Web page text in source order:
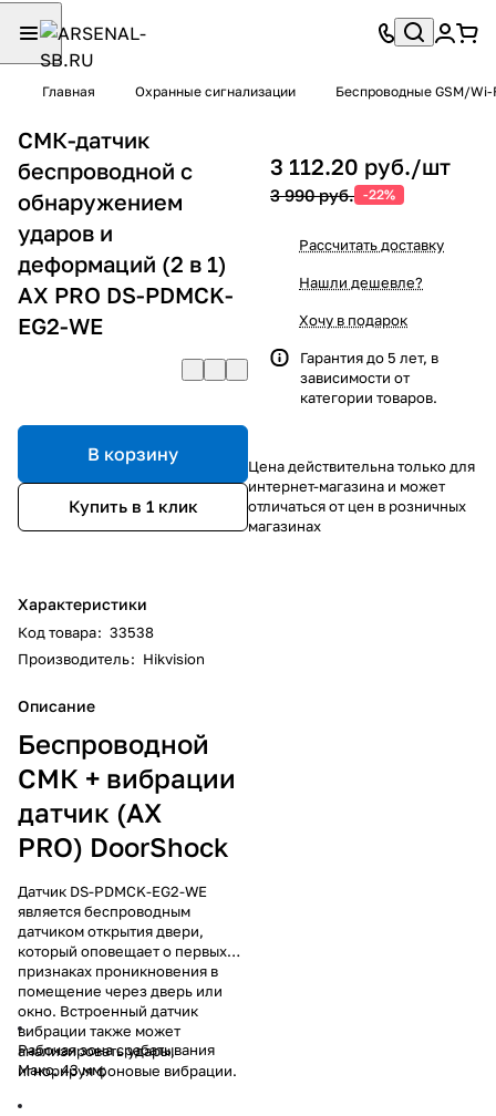
Главная Охранные сигнализации Беспроводные GSM/Wi-
СМК-датчик
беспроводной с
обнаружением
ударов и
деформаций (2 в 1)
AX PRO DS-PDMCK-
EG2-WE
В корзину
Купить в 1 клик
Характеристики
Код товара: 33538
Производитель: Hikvision
Описание
Беспроводной
СМК + вибрации
датчик (AX
PRO) DoorShock
Датчик DS-PDMCK-EG2-WE
является беспроводным
датчиком открытия двери,
который оповещает о первых
признаках проникновения в
помещение через дверь или
окно. Встроенный датчик
вибрации также может
анализировать удары,
игнорируя фоновые вибрации.
Рабочая зона срабатывания
Макс. 43 мм;
3 112.20 руб./шт
3 990 руб. -22%
Рассчитать доставку
Нашли дешевле?
Хочу в подарок
Гарантия до 5 лет, в
зависимости от
категории товаров.
Цена действительна только для
интернет-магазина и может
отличаться от цен в розничных
магазинах